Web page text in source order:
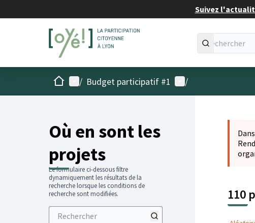
Suivez
AccueilMenu principal
/ Budget participatif #1 Menu utilisateur
/
Où en sont les
projets
Le formulaire ci-dessous filtre
dynamiquement les résultats de la
recherche lorsque les conditions de
recherche sont modifiées.
110